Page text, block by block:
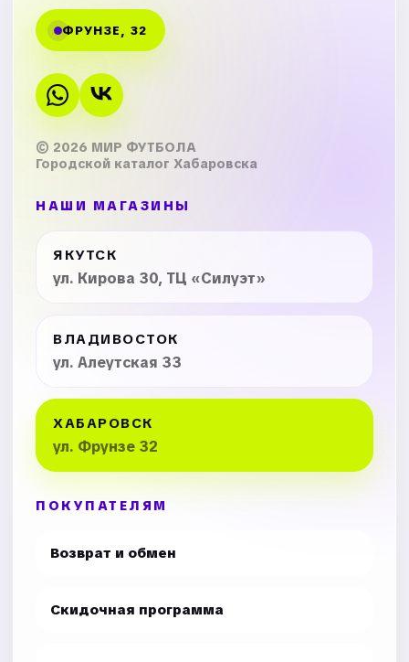
ФРУНЗЕ, 32
© 2026 МИР ФУТБОЛА
Городской каталог Хабаровска
НАШИ МАГАЗИНЫ
ЯКУТСК
ул. Кирова 30, ТЦ «Силуэт»
ВЛАДИВОСТОК
ул. Алеутская 33
ХАБАРОВСК
ул. Фрунзе 32
ПОКУПАТЕЛЯМ
Возврат и обмен
Скидочная программа